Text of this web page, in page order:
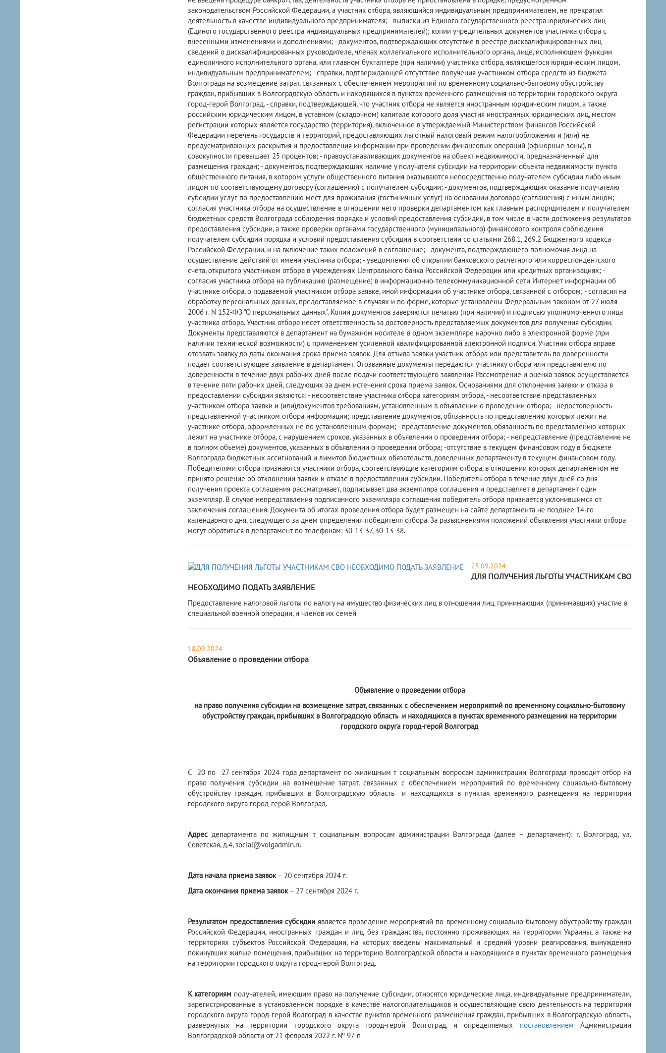
законодательством Российской Федерации, а участник отбора, являющийся индивидуальным предпринимателем, не прекратил
деятельность в качестве индивидуального предпринимателя; - выписки из Единого государственного реестра юридических лиц
(Единого государственного реестра индивидуальных предпринимателей); копии учредительных документов участника отбора с
внесенными изменениями и дополнениями; - документов, подтверждающих отсутствие в реестре дисквалифицированных лиц
сведений о дисквалифицированных руководителе, членах коллегиального исполнительного органа, лице, исполняющем функции
единоличного исполнительного органа, или главном бухгалтере (при наличии) участника отбора, являющегося юридическим лицом,
индивидуальным предпринимателем; - справки, подтверждающей отсутствие получения участником отбора средств из бюджета
Волгограда на возмещение затрат, связанных с обеспечением мероприятий по временному социально-бытовому обустройству
граждан, прибывших в Волгоградскую область и находящихся в пунктах временного размещения на территории городского округа
город-герой Волгоград. - справки, подтверждающей, что участник отбора не является иностранным юридическим лицом, а также
российским юридическим лицом, в уставном (складочном) капитале которого доля участия иностранных юридических лиц, местом
регистрации которых является государство (территория), включенное в утверждаемый Министерством финансов Российской
Федерации перечень государств и территорий, предоставляющих льготный налоговый режим налогообложения и (или) не
предусматривающих раскрытия и предоставления информации при проведении финансовых операций (офшорные зоны), в
совокупности превышает 25 процентов; - правоустанавливающих документов на объект недвижимости, предназначенный для
размещения граждан; - документов, подтверждающих наличие у получателя субсидии на территории объекта недвижимости пункта
общественного питания, в котором услуги общественного питания оказываются непосредственно получателем субсидии либо иным
лицом по соответствующему договору (соглашению) с получателем субсидии; - документов, подтверждающих оказание получателю
субсидии услуг по предоставлению мест для проживания (гостиничных услуг) на основании договора (соглашения) с иным лицом; -
согласия участника отбора на осуществление в отношении него проверки департаментом как главным распорядителем и получателем
бюджетных средств Волгограда соблюдения порядка и условий предоставления субсидии, в том числе в части достижения результатов
предоставления субсидии, а также проверки органами государственного (муниципального) финансового контроля соблюдения
получателем субсидии порядка и условий предоставления субсидии в соответствии со статьями 268.1, 269.2 Бюджетного кодекса
Российской Федерации, и на включение таких положений в соглашение; - документа, подтверждающего полномочия лица на
осуществление действий от имени участника отбора; - уведомления об открытии банковского расчетного или корреспондентского
счета, открытого участником отбора в учреждениях Центрального банка Российской Федерации или кредитных организациях; -
согласия участника отбора на публикацию (размещение) в информационно-телекоммуникационной сети Интернет информации об
участнике отбора, о подаваемой участником отбора заявке, иной информации об участнике отбора, связанной с отбором; - согласия на
обработку персональных данных, предоставляемое в случаях и по форме, которые установлены Федеральным законом от 27 июля
2006 г. N 152-ФЗ "О персональных данных". Копии документов заверяются печатью (при наличии) и подписью уполномоченного лица
участника отбора. Участник отбора несет ответственность за достоверность представляемых документов для получения субсидии.
Документы представляются в департамент на бумажном носителе в одном экземпляре нарочно либо в электронной форме (при
наличии технической возможности) с применением усиленной квалифицированной электронной подписи. Участник отбора вправе
отозвать заявку до даты окончания срока приема заявок. Для отзыва заявки участник отбора или представитель по доверенности
подает соответствующее заявление в департамент. Отозванные документы передаются участнику отбора или представителю по
доверенности в течение двух рабочих дней после подачи соответствующего заявления Рассмотрение и оценка заявок осуществляется
в течение пяти рабочих дней, следующих за днем истечения срока приема заявок. Основаниями для отклонения заявки и отказа в
предоставлении субсидии являются: - несоответствие участника отбора категориям отбора, - несоответствие представленных
участником отбора заявки и (или)документов требованиям, установленным в объявлении о проведении отбора; - недостоверность
представленной участником отбора информации; представление документов, обязанность по представлению которых лежит на
участнике отбора, оформленных не по установленным формам; - представление документов, обязанность по представлению которых
лежит на участнике отбора, с нарушением сроков, указанных в объявлении о проведении отбора; - непредставление (представление не
в полном объеме) документов, указанных в объявлении о проведении отбора; -отсутствие в текущем финансовом году в бюджете
Волгограда бюджетных ассигнований и лимитов бюджетных обязательств, доведенных департаменту в текущем финансовом году.
Победителями отбора признаются участники отбора, соответствующие категориям отбора, в отношении которых департаментом не
принято решение об отклонении заявки и отказе в предоставлении субсидии. Победитель отбора в течение двух дней со дня
получения проекта соглашения рассматривает, подписывает два экземпляра соглашения и представляет в департамент один
экземпляр. В случае непредставления подписанного экземпляра соглашения победитель отбора признается уклонившимся от
заключения соглашения. Документа об итогах проведения отбора будет размещен на сайте департамента не позднее 14-го
календарного дня, следующего за днем определения победителя отбора. За разъяснениями положений объявления участники отбора
могут обратиться в департамент по телефонам: 30-13-37, 30-13-38.
25.09.2024
ДЛЯ ПОЛУЧЕНИЯ ЛЬГОТЫ УЧАСТНИКАМ СВО
НЕОБХОДИМО ПОДАТЬ ЗАЯВЛЕНИЕ
​Предоставление налоговой льготы по налогу на имущество физических лиц в отношении лиц, принимающих (принимавших) участие в
специальной военной операции, и членов их семей
18.09.2024
Объявление о проведении отбора
Объявление о проведении отбора
на право получения субсидии на возмещение затрат, связанных с обеспечением мероприятий по временному социально-бытовому
обустройству граждан, прибывших в Волгоградскую область и находящихся в пунктах временного размещения на территории
городского округа город-герой Волгоград
С 20 по 27 сентября 2024 года департамент по жилищным т социальным вопросам администрации Волгограда проводит отбор на
право получения субсидии на возмещение затрат, связанных с обеспечением мероприятий по временному социально-бытовому
обустройству граждан, прибывших в Волгоградскую область и находящихся в пунктах временного размещения на территории
городского округа город-герой Волгоград.
Адресдепартамента по жилищным т социальным вопросам администрации Волгограда (далее – департамент): г. Волгоград, ул.
Советская, д.4, social@volgadmin.ru
Дата начала приема заявок– 20 сентября 2024 г.
Дата окончания приема заявок– 27 сентября 2024 г.
Результатом предоставления субсидииявляется проведение мероприятий по временному социально-бытовому обустройству граждан
Российской Федерации, иностранных граждан и лиц без гражданства, постоянно проживающих на территории Украины, а также на
территориях субъектов Российской Федерации, на которых введены максимальный и средний уровни реагирования, вынужденно
покинувших жилые помещения, прибывших на территорию Волгоградской области и находящихся в пунктах временного размещения
на территории городского округа город-герой Волгоград.
К категориям получателей, имеющим право на получение субсидии, относятся юридические лица, индивидуальные предприниматели,
зарегистрированные в установленном порядке в качестве налогоплательщиков и осуществляющие свою деятельность на территории
городского округа город-герой Волгоград в качестве пунктов временного размещения граждан, прибывших в Волгоградскую область,
развернутых на территории городского округа город-герой Волгоград, и определяемых постановлением Администрации
Волгоградской области от 21 февраля 2022 г. № 97-п